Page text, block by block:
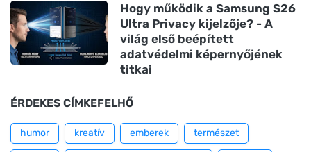
Hogy működik a Samsung S26
Ultra Privacy kijelzője? - A
világ első beépített
adatvédelmi képernyőjének
titkai
ÉRDEKES CÍMKEFELHŐ
humor kreatív emberek természet